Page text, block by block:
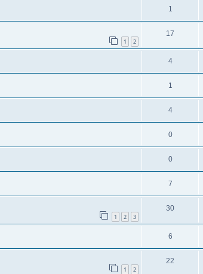
1
1 2
17
4
1
4
0
0
7
1 2 3
30
6
1 2
22